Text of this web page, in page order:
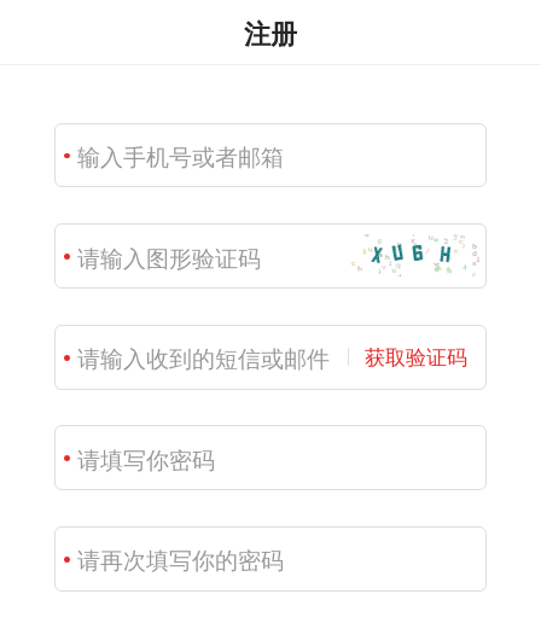
注册
获取验证码